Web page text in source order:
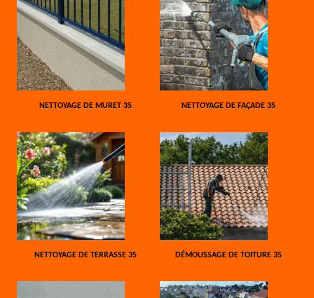
NETTOYAGE DE MURET 35 NETTOYAGE DE FAÇADE 35
NETTOYAGE DE TERRASSE 35 DÉMOUSSAGE DE TOITURE 35